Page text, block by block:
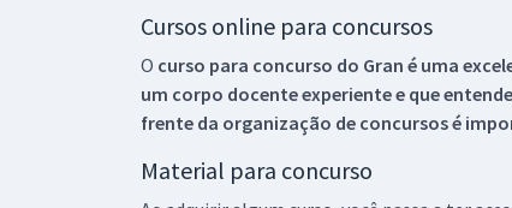
Cursos online para concursos
O curso para concurso do Gran é uma
um corpo docente experiente e que
frente da organização de concursos é
Material para concurso